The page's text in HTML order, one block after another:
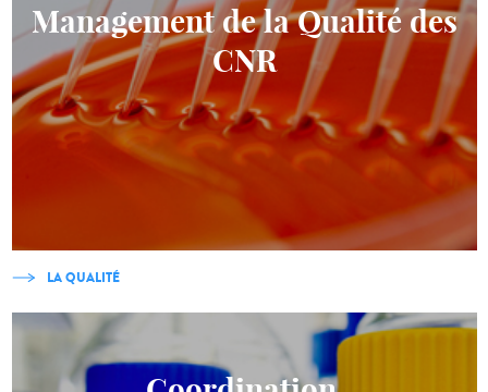
Management de la Qualité des
CNR
LA QUALITÉ